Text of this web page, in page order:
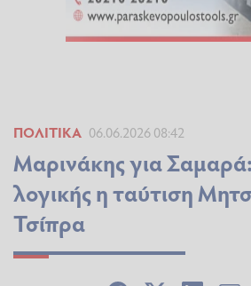
ΠΟΛΙΤΙΚΆ 06.06.2026 08:42
Μαρινάκης για Σαμαρά:
λογικής η ταύτιση
Τσίπρα